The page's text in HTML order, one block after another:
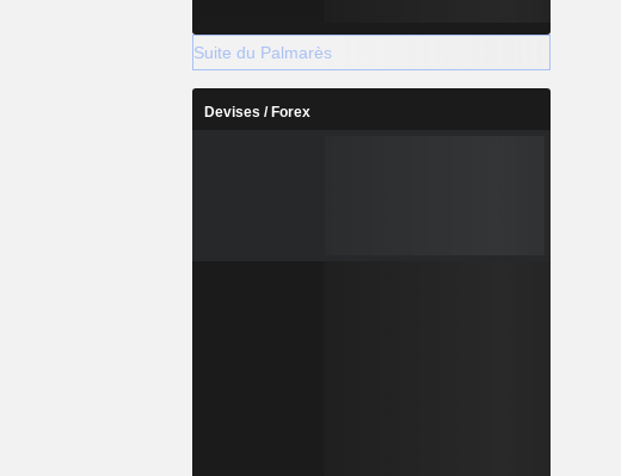
Suite du Palmarès
Devises / Forex